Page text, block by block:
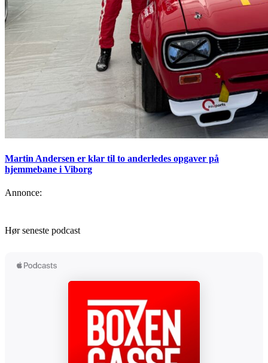
Martin Andersen er klar til to anderledes opgaver på
hjemmebane i Viborg
Annonce:
Hør seneste podcast